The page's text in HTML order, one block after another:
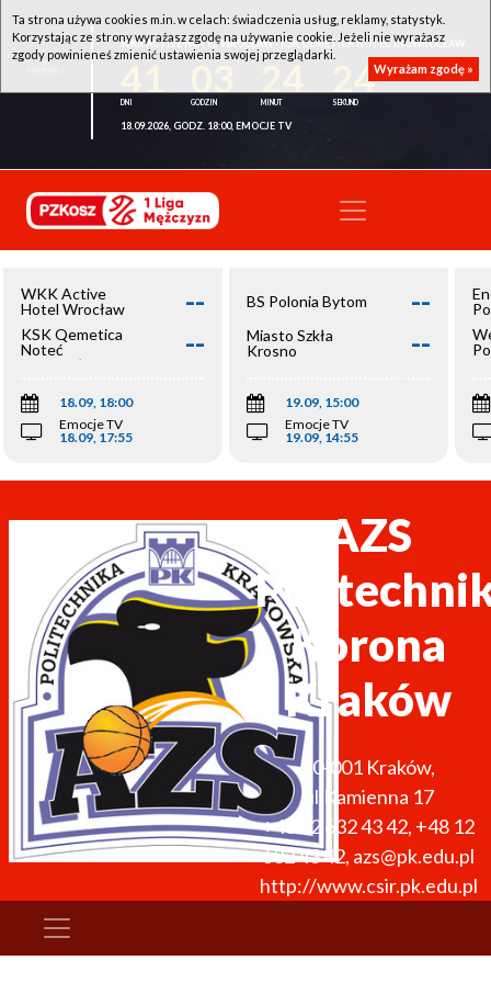
WKK ACTIVE HOTEL WROCŁAW - KSK QEMETICA NOTEĆ INOWROCŁAW
24
18.09.2026, GODZ. 18:00, EMOCJE TV
WKK Active
Hotel Wrocław
--
KSK Qemetica
Noteć
Inowrocław
--
18.09, 18:00
Emocje TV
18.09, 17:55
BS Polonia Bytom --
Miasto Szkła
Krosno
--
19.09, 15:00
Emocje TV
19.09, 14:55
AZS
Korona
Kraków
30-001 Kraków,
ul.Kamienna 17
+48 12 632 43 42, +48 12
632 43 42, azs@pk.edu.pl
http://www.csir.pk.edu.pl
Ta strona używa cookies m.in. w celach: świadczenia usług, reklamy, statystyk.
Korzystając ze strony wyrażasz zgodę na używanie cookie. Jeżeli nie wyrażasz
zgody powinieneś zmienić ustawienia swojej przeglądarki.
Wyrażam zgodę »